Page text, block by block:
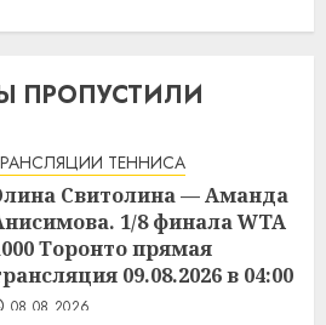
ПРОПУСТИЛИ
ТЕННИСА
Свитолина — Аманда
1/8 финала WTA
Торонто прямая
09.08.2026 в 04:00
08.08.2026